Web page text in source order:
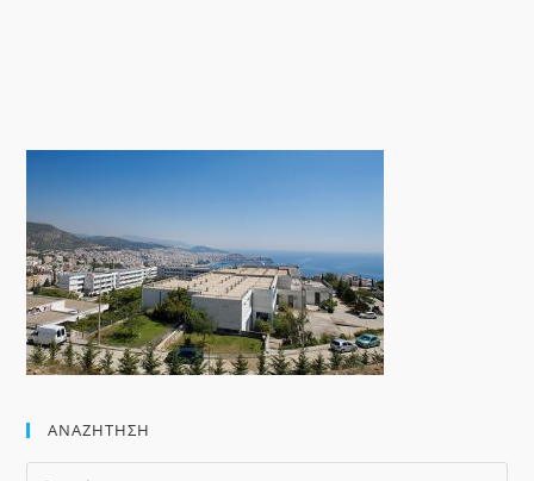
ΑΝΑΖΉΤΗΣΗ